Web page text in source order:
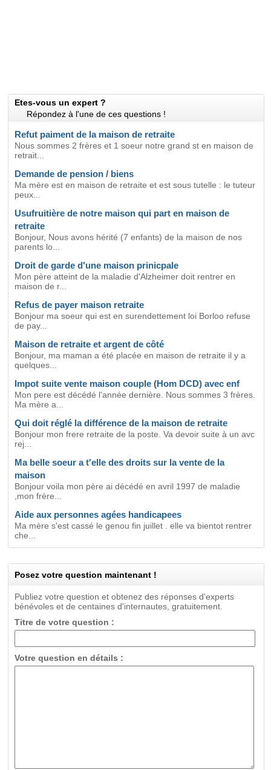
Etes-vous un expert ?
Répondez à l'une de ces questions !
Refut paiment de la maison de retraite
Nous sommes 2 frères et 1 soeur notre grand st en maison de
retrait...
Demande de pension / biens
Ma mère est en maison de retraite et est sous tutelle : le tuteur
peux...
Usufruitière de notre maison qui part en maison de
retraite
Bonjour, Nous avons hérité (7 enfants) de la maison de nos
parents lo...
Droit de garde d'une maison prinicpale
Mon père atteint de la maladie d'Alzheimer doit rentrer en
maison de r...
Refus de payer maison retraite
Bonjour ma soeur qui est en surendettement loi Borloo refuse
de pay...
Maison de retraite et argent de côté
Bonjour, ma maman a été placée en maison de retraite il y a
quelques...
Impot suite vente maison couple (Hom DCD) avec enf
Mon pere est décédé l'année dernière. Nous sommes 3 frères.
Ma mère a...
Qui doit réglé la différence de la maison de retraite
Bonjour mon frere retraite de la poste. Va devoir suite à un avc
rej...
Ma belle soeur a t'elle des droits sur la vente de la
maison
Bonjour voila mon père ai décédé en avril 1997 de maladie
,mon frère...
Aide aux personnes agées handicapees
Ma mère s'est cassé le genou fin juillet . elle va bientot rentrer
che...
Posez votre question maintenant !
Publiez votre question et obtenez des réponses d'experts
bénévoles et de centaines d'internautes, gratuitement.
Titre de votre question :
Votre question en détails :